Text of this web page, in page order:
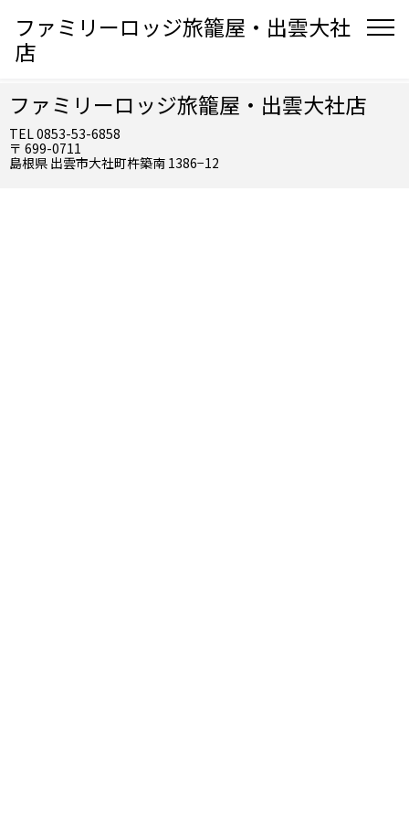
ファミリーロッジ旅籠屋・出雲大社
店
ファミリーロッジ旅籠屋・出雲大社店
TEL 0853-53-6858
〒 699-0711
島根県 出雲市大社町杵築南 1386−12